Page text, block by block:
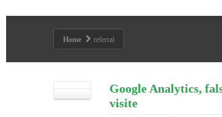
Home referral
Google Analytics,
visite